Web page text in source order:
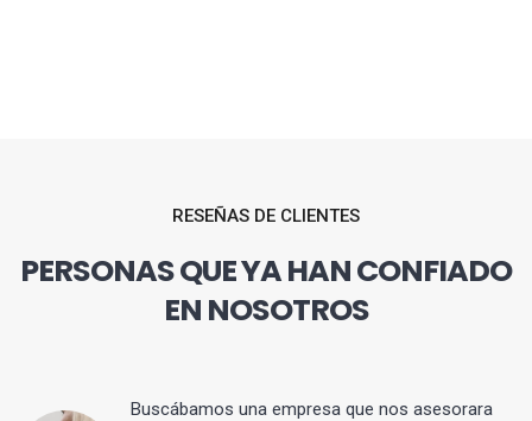
RESEÑAS DE CLIENTES
PERSONAS QUE YA HAN CONFIADO
EN NOSOTROS
Buscábamos una empresa que nos asesorara